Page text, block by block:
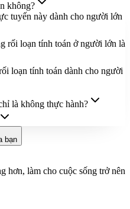
không?
tuyến này dành cho người lớn
rối loạn tính toán ở người lớn là
loạn tính toán dành cho người
là không thực hành?
bạn
hơn, làm cho cuộc sống trở nên